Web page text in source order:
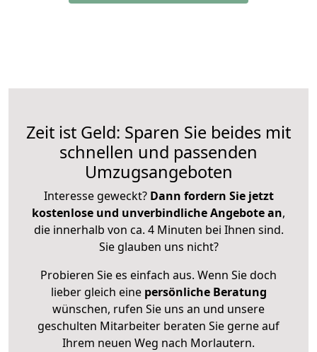
Zeit ist Geld: Sparen Sie beides mit
schnellen und passenden
Umzugsangeboten
Interesse geweckt? Dann fordern Sie jetzt
kostenlose und unverbindliche Angebote an,
die innerhalb von ca. 4 Minuten bei Ihnen sind.
Sie glauben uns nicht?
Probieren Sie es einfach aus. Wenn Sie doch
lieber gleich eine persönliche Beratung
wünschen, rufen Sie uns an und unsere
geschulten Mitarbeiter beraten Sie gerne auf
Ihrem neuen Weg nach Morlautern.